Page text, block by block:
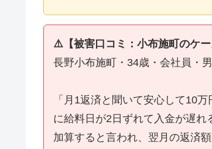
⚠️【被害口コミ：小布施町のケー
長野小布施町・34歳・会社員・
「月1返済と聞いて安心して10
に給料日が2日ずれて入金が遅
加算すると言われ、翌月の返済